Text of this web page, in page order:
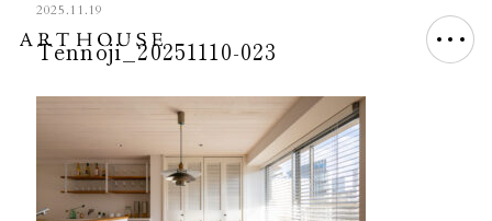
2025.11.19
Tennoji_20251110-023